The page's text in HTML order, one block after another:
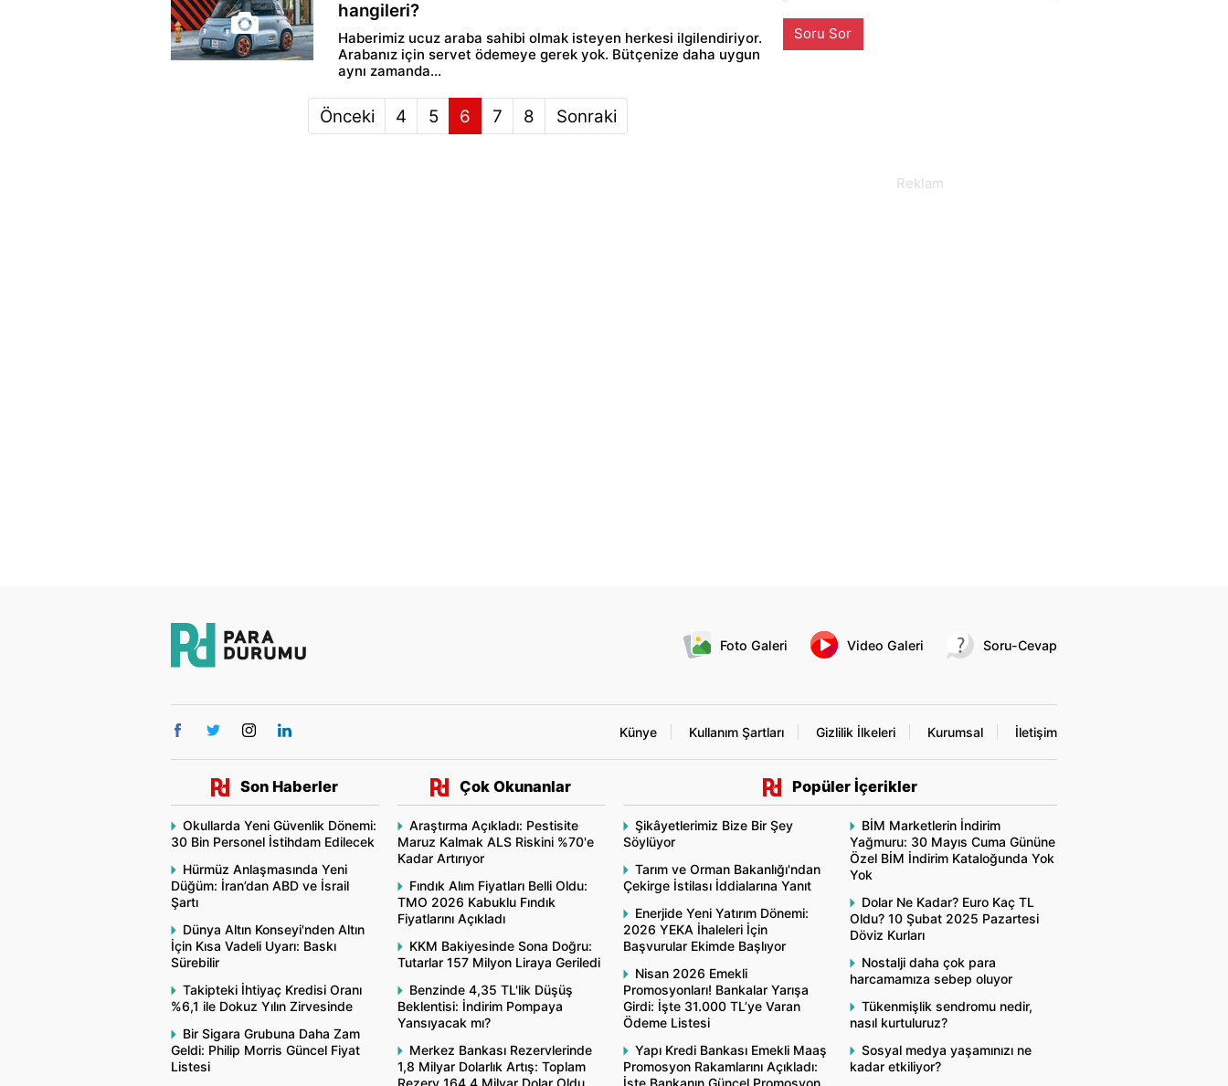
hangileri?
Haberimiz ucuz araba sahibi olmak isteyen herkesi ilgilendiriyor.
Arabanız için servet ödemeye gerek yok. Bütçenize daha uygun
aynı zamanda...
Önceki 4 5 6 7 8 Sonraki
Soru Sor
Foto Galeri Video Galeri Soru-Cevap
Künye Kullanım Şartları Gizlilik İlkeleri Kurumsal İletişim
Son Haberler
Okullarda Yeni Güvenlik Dönemi:
30 Bin Personel İstihdam Edilecek
Hürmüz Anlaşmasında Yeni
Düğüm: İran’dan ABD ve İsrail
Şartı
Dünya Altın Konseyi'nden Altın
İçin Kısa Vadeli Uyarı: Baskı
Sürebilir
Takipteki İhtiyaç Kredisi Oranı
%6,1 ile Dokuz Yılın Zirvesinde
Bir Sigara Grubuna Daha Zam
Geldi: Philip Morris Güncel Fiyat
Listesi
Çok Okunanlar
Araştırma Açıkladı: Pestisite
Maruz Kalmak ALS Riskini %70'e
Kadar Artırıyor
Fındık Alım Fiyatları Belli Oldu:
TMO 2026 Kabuklu Fındık
Fiyatlarını Açıkladı
KKM Bakiyesinde Sona Doğru:
Tutarlar 157 Milyon Liraya Geriledi
Benzinde 4,35 TL'lik Düşüş
Beklentisi: İndirim Pompaya
Yansıyacak mı?
Merkez Bankası Rezervlerinde
1,8 Milyar Dolarlık Artış: Toplam
Rezerv 164,4 Milyar Dolar Oldu
Popüler İçerikler
Şikâyetlerimiz Bize Bir Şey
Söylüyor
Tarım ve Orman Bakanlığı'ndan
Çekirge İstilası İddialarına Yanıt
Enerjide Yeni Yatırım Dönemi:
2026 YEKA İhaleleri İçin
Başvurular Ekimde Başlıyor
Nisan 2026 Emekli
Promosyonları! Bankalar Yarışa
Girdi: İşte 31.000 TL’ye Varan
Ödeme Listesi
Yapı Kredi Bankası Emekli Maaş
Promosyon Rakamlarını Açıkladı:
İşte Bankanın Güncel Promosyon
BİM Marketlerin İndirim
Yağmuru: 30 Mayıs Cuma Gününe
Özel BİM İndirim Kataloğunda Yok
Yok
Dolar Ne Kadar? Euro Kaç TL
Oldu? 10 Şubat 2025 Pazartesi
Döviz Kurları
Nostalji daha çok para
harcamamıza sebep oluyor
Tükenmişlik sendromu nedir,
nasıl kurtuluruz?
Sosyal medya yaşamınızı ne
kadar etkiliyor?